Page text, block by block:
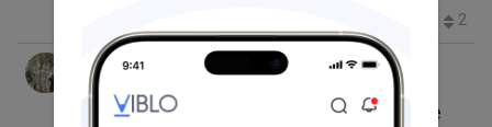
2
Nguyễn Huy Hoàng thg 7 6, 3:11 CH 5 phút đọc
Series Phỏng vấn Jenkins Thực chiến #1:
"Sự ruồng bỏ" Freestyle và Triết lý Pipeline